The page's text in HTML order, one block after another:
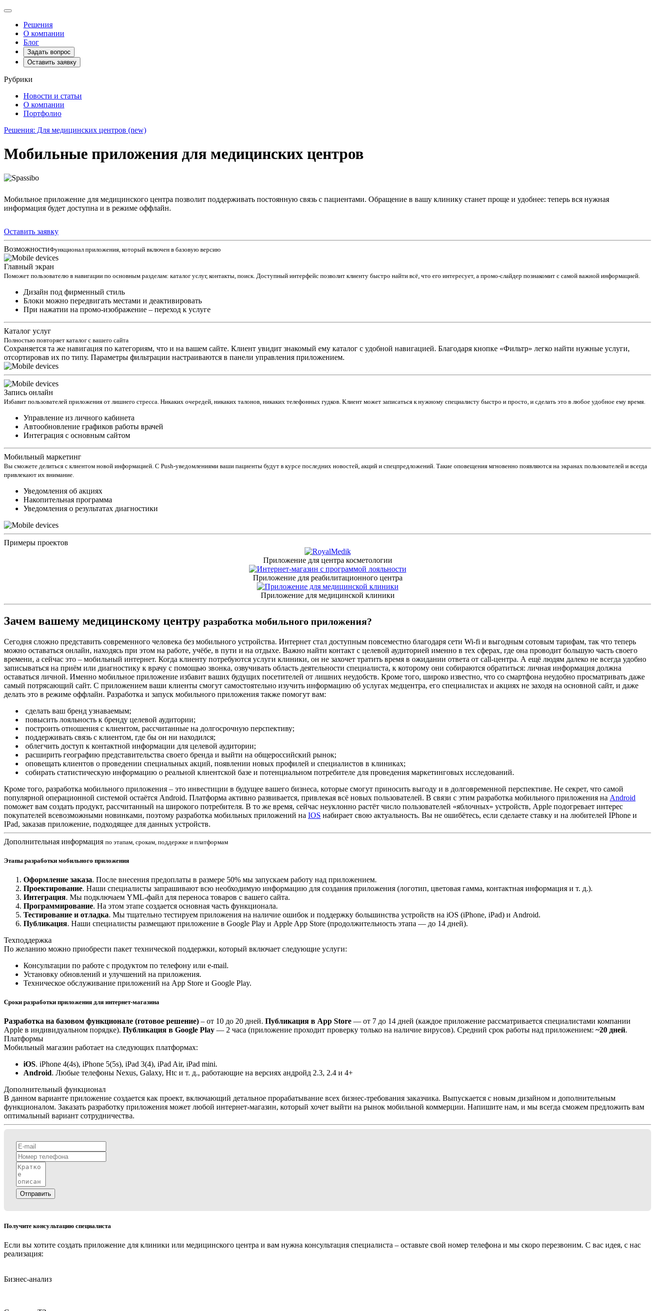
Toggle
navigationРешения
О компании
Блог
Задать вопрос
Оставить заявку
Рубрики
Новости и статьи
О компании
Портфолио
Решения: Для медицинских центров (new)
Мобильные приложения для медицинских центров
Мобильное приложение для медицинского центра позволит поддерживать постоянную связь с пациентами. Обращение в вашу клинику станет проще и удобнее: теперь вся нужная
информация будет доступна и в режиме оффлайн.
Оставить заявку
ВозможностиФункционал приложения, который включен в базовую версию
Главный экран
Поможет пользователю в навигации по основным разделам: каталог услуг, контакты, поиск. Доступный интерфейс позволит клиенту быстро найти всё, что его интересует, а промо-слайдер познакомит с самой важной информацией.
Дизайн под фирменный стиль
Блоки можно передвигать местами и деактивировать
При нажатии на промо-изображение – переход к услуге
Каталог услуг
Полностью повторяет каталог с вашего сайта
Сохраняется та же навигация по категориям, что и на вашем сайте. Клиент увидит знакомый ему каталог с удобной навигацией. Благодаря кнопке «Фильтр» легко найти нужные услуги,
отсортировав их по типу. Параметры фильтрации настраиваются в панели управления приложением.
Запись онлайн
Избавит пользователей приложения от лишнего стресса. Никаких очередей, никаких талонов, никаких телефонных гудков. Клиент может записаться к нужному специалисту быстро и просто, и сделать это в любое удобное ему время.
Управление из личного кабинета
Автообновление графиков работы врачей
Интеграция с основным сайтом
Мобильный маркетинг
Вы сможете делиться с клиентом новой информацией. С Push-уведомлениями ваши пациенты будут в курсе последних новостей, акций и спецпредложений. Такие оповещения мгновенно появляются на экранах пользователей и всегда
привлекают их внимание.
Уведомления об акциях
Накопительная программа
Уведомления о результатах диагностики
Примеры проектов
Приложение для центра косметологии
Приложение для реабилитационного центра
Приложение для медицинской клиники
Зачем вашему медицинскому центру разработка мобильного приложения?
Сегодня сложно представить современного человека без мобильного устройства. Интернет стал доступным повсеместно благодаря сети Wi-fi и выгодным сотовым тарифам, так что теперь
можно оставаться онлайн, находясь при этом на работе, учёбе, в пути и на отдыхе. Важно найти контакт с целевой аудиторией именно в тех сферах, где она проводит большую часть своего
времени, а сейчас это – мобильный интернет. Когда клиенту потребуются услуги клиники, он не захочет тратить время в ожидании ответа от call-центра. А ещё людям далеко не всегда удобно
записываться на приём или диагностику к врачу с помощью звонка, озвучивать область деятельности специалиста, к которому они собираются обратиться: личная информация должна
оставаться личной. Именно мобильное приложение избавит ваших будущих посетителей от лишних неудобств. Кроме того, широко известно, что со смартфона неудобно просматривать даже
самый потрясающий сайт. С приложением ваши клиенты смогут самостоятельно изучить информацию об услугах медцентра, его специалистах и акциях не заходя на основной сайт, и даже
делать это в режиме оффлайн. Разработка и запуск мобильного приложения также помогут вам:
​ сделать ваш бренд узнаваемым;
​ повысить лояльность к бренду целевой аудитории;
​ построить отношения с клиентом, рассчитанные на долгосрочную перспективу;
​ поддерживать связь с клиентом, где бы он ни находился;
​ облегчить доступ к контактной информации для целевой аудитории;
​ расширить географию представительства своего бренда и выйти на общероссийский рынок;
​ оповещать клиентов о проведении специальных акций, появлении новых профилей и специалистов в клиниках;
​ собирать статистическую информацию о реальной клиентской базе и потенциальном потребителе для проведения маркетинговых исследований.
Кроме того, разработка мобильного приложения – это инвестиции в будущее вашего бизнеса, которые смогут приносить выгоду и в долговременной перспективе. Не секрет, что самой
популярной операционной системой остаётся Android. Платформа активно развивается, привлекая всё новых пользователей. В связи с этим разработка мобильного приложения на Android
поможет вам создать продукт, рассчитанный на широкого потребителя. В то же время, сейчас неуклонно растёт число пользователей «яблочных» устройств, Apple подогревает интерес
покупателей всевозможными новинками, поэтому разработка мобильных приложений на IOS набирает свою актуальность. Вы не ошибётесь, если сделаете ставку и на любителей IPhone и
IPad, заказав приложение, подходящее для данных устройств.
Дополнительная информация по этапам, срокам, поддержке и платформам
Этапы разработки мобильного приложения
Оформление заказа. После внесения предоплаты в размере 50% мы запускаем работу над приложением.
Проектирование. Наши специалисты запрашивают всю необходимую информацию для создания приложения (логотип, цветовая гамма, контактная информация и т. д.).
Интеграция. Мы подключаем YML-файл для переноса товаров с вашего сайта.
Программирование. На этом этапе создается основная часть функционала.
Тестирование и отладка. Мы тщательно тестируем приложения на наличие ошибок и поддержку большинства устройств на iOS (iPhone, iPad) и Android.
Публикация. Наши специалисты размещают приложение в Google Play и Apple App Store (продолжительность этапа — до 14 дней).
Техподдержка
По желанию можно приобрести пакет технической поддержки, который включает следующие услуги:
Консультации по работе с продуктом по телефону или e-mail.
Установку обновлений и улучшений на приложения.
Техническое обслуживание приложений на App Store и Google Play.
Сроки разработки приложения для интернет-магазина
Разработка на базовом функционале (готовое решение) – от 10 до 20 дней. Публикация в App Store — от 7 до 14 дней (каждое приложение рассматривается специалистами компании
Apple в индивидуальном порядке). Публикация в Google Play — 2 часа (приложение проходит проверку только на наличие вирусов). Средний срок работы над приложением: ~20 дней.
Платформы
Мобильный магазин работает на следующих платформах:
iOS. iPhone 4(4s), iPhone 5(5s), iPad 3(4), iPad Air, iPad mini.
Android. Любые телефоны Nexus, Galaxy, Htc и т. д., работающие на версиях андройд 2.3, 2.4 и 4+
Дополнительный функционал
В данном варианте приложение создается как проект, включающий детальное прорабатывание всех бизнес-требования заказчика. Выпускается с новым дизайном и дополнительным
функционалом. Заказать разработку приложения может любой интернет-магазин, который хочет выйти на рынок мобильной коммерции. Напишите нам, и мы всегда сможем предложить вам
оптимальный вариант сотрудничества.
Отправить
Получите консультацию специалиста
Если вы хотите создать приложение для клиники или медицинского центра и вам нужна консультация специалиста – оставьте свой номер телефона и мы скоро перезвоним. С вас идея, с нас
реализация:
Бизнес-анализ